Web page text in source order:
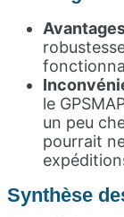
le
un peu
pourrait
Synthèse